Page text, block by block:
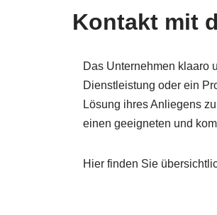
Kontakt mit
Das Unternehmen klaaro
Dienstleistung oder ein
Lösung ihres Anliegens
einen geeigneten und
Hier finden Sie